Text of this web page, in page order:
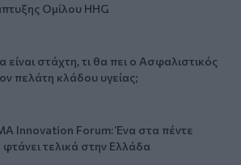
Ομίλου HHG
στάχτη, τι θα πει ο Ασφαλιστικός
πελάτη κλάδου υγείας;
Innovation Forum: Ένα στα πέντε
τελικά στην Ελλάδα